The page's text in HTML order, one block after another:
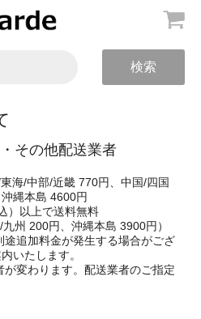
検索
その他配送業者
海/中部/近畿 770円、中国/四国
縄本島 4600円
）以上で送料無料
州 200円、沖縄本島 3900円）
追加料金が発生する場合がござ
いたします。
変わります。配送業者のご指定